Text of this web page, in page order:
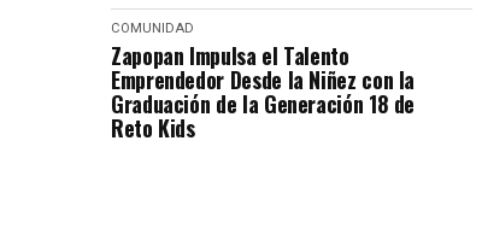
COMUNIDAD
Zapopan Impulsa el Talento
Emprendedor Desde la Niñez con la
Graduación de la Generación 18 de
Reto Kids